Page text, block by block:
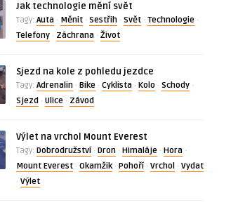
Jak technologie mění svět
Tagy: Auta· Měnit· Sestřih· Svět· Technologie·
Telefony· Záchrana· Život
Sjezd na kole z pohledu jezdce
Tagy: Adrenalin· Bike· Cyklista· Kolo· Schody·
Sjezd · Ulice· Závod
Výlet na vrchol Mount Everest
Tagy: Dobrodružství· Dron· Himaláje· Hora·
Mount Everest· Okamžik· Pohoří· Vrchol · Vydat
· Výlet